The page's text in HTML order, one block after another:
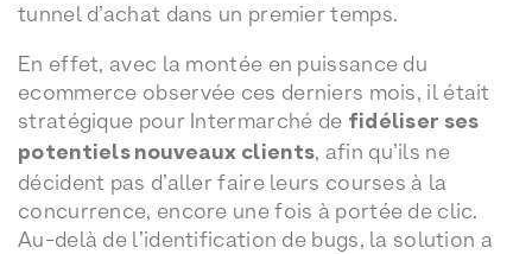
tunnel d’achat dans un premier temps.
En effet, avec la montée en puissance du
ecommerce observée ces derniers mois, il était
stratégique pour Intermarché de fidéliser ses
potentiels nouveaux clients, afin qu’ils ne
décident pas d’aller faire leurs courses à la
concurrence, encore une fois à portée de clic.
Au-delà de l’identification de bugs, la solution a